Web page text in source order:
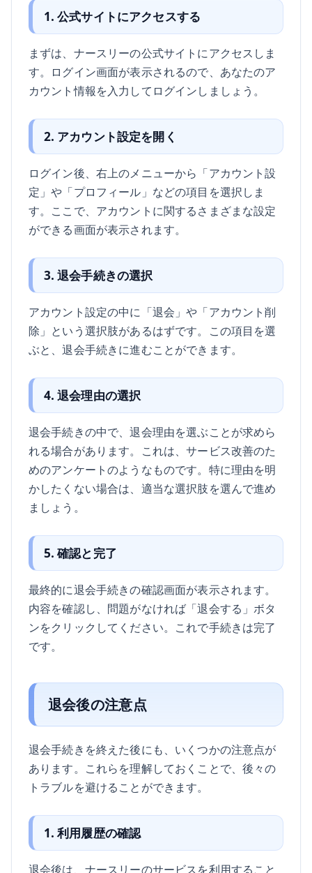
1. 公式サイトにアクセスする
まずは、ナースリーの公式サイトにアクセスしま
す。ログイン画面が表示されるので、あなたのア
カウント情報を入力してログインしましょう。
2. アカウント設定を開く
ログイン後、右上のメニューから「アカウント設
定」や「プロフィール」などの項目を選択しま
す。ここで、アカウントに関するさまざまな設定
ができる画面が表示されます。
3. 退会手続きの選択
アカウント設定の中に「退会」や「アカウント削
除」という選択肢があるはずです。この項目を選
ぶと、退会手続きに進むことができます。
4. 退会理由の選択
退会手続きの中で、退会理由を選ぶことが求めら
れる場合があります。これは、サービス改善のた
めのアンケートのようなものです。特に理由を明
かしたくない場合は、適当な選択肢を選んで進め
ましょう。
5. 確認と完了
最終的に退会手続きの確認画面が表示されます。
内容を確認し、問題がなければ「退会する」ボタ
ンをクリックしてください。これで手続きは完了
です。
退会後の注意点
退会手続きを終えた後にも、いくつかの注意点が
あります。これらを理解しておくことで、後々の
トラブルを避けることができます。
1. 利用履歴の確認
退会後は、ナースリーのサービスを利用すること